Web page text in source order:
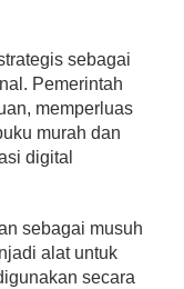
sebagai
Pemerintah
memperluas
murah dan
digital
sebagai musuh
alat untuk
secara